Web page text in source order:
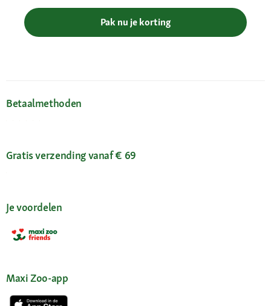
Pak nu je korting
Betaalmethoden
Gratis verzending vanaf € 69
Je voordelen
Maxi Zoo-app